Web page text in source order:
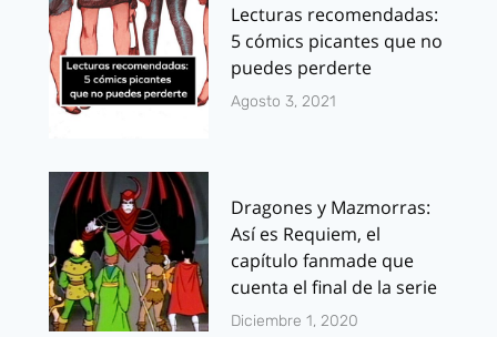
Lecturas recomendadas:
5 cómics picantes que no
puedes perderte
Agosto 3, 2021
Dragones y Mazmorras:
Así es Requiem, el
capítulo fanmade que
cuenta el final de la serie
Diciembre 1, 2020